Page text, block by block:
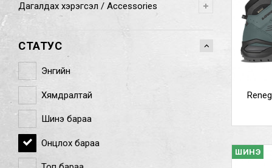
Дагалдах хэрэгсэл / Accessories
СТАТУС
Энгийн
Хямдралтай
Шинэ бараа
Онцлох бараа
ШИНЭ